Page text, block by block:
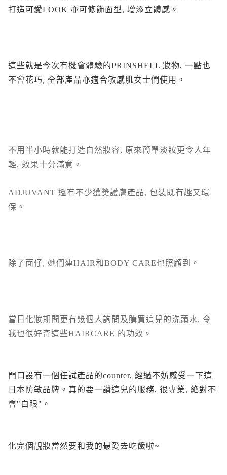
打造可愛LOOK 亦可修飾面型, 增添立體感。
這些就是今次有機會體驗的PRINSHELL 妝物, 一點也
不會花巧, 全部產品亦適合敏感肌女士們使用。
不用半小時就能打造自然妝容, 原來簡單淡妝更令人年
輕, 效果十分滿意。
ADJUVANT 還有不少獲奬護膚產品, 包裝既有趣又環
保。
除了面仔, 她們連HAIR和BODY CARE也照顧到。
當日化妝期間更有幾個人詢問及購買這兒的洗頭水, 令
我也很好奇這些HAIRCARE 的功效。
門口設有一個任試產品的counter, 經過不妨感受一下這
日本防敏品牌。真的要一讚這兒的服務, 很專業, 絶對不
會"白眼"。
化完個靚妝當然要和我的最愛去吃飯啦~